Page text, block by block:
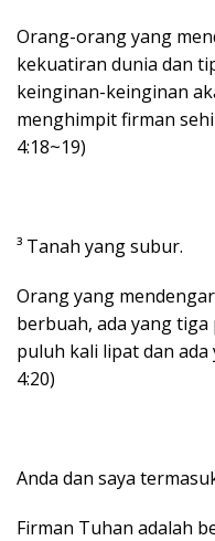
Orang-orang yang
kekuatiran dunia dan
keinginan-keinginan
menghimpit firman
4:18~19)
³ Tanah yang subur.
Orang yang
berbuah, ada yang
puluh kali lipat dan
4:20)
Anda dan saya
Firman Tuhan adalah